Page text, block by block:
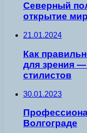
Северный
открытие
21.01.2024
Как
для зрения
стилистов
30.01.2023
Волгограде